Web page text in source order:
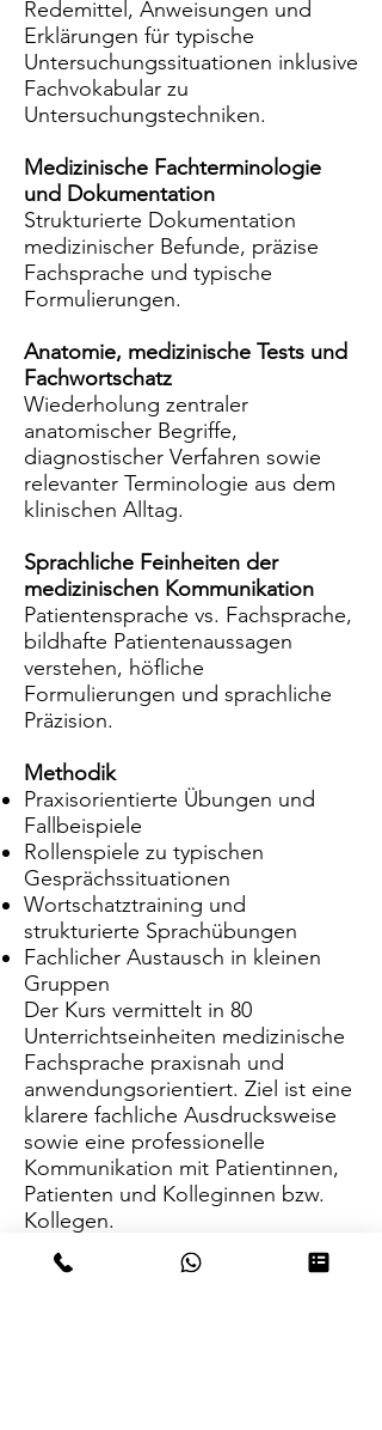
Redemittel, Anweisungen und
Erklärungen für typische
Untersuchungssituationen inklusive
Fachvokabular zu
Untersuchungstechniken.
Medizinische Fachterminologie
und Dokumentation
Strukturierte Dokumentation
medizinischer Befunde, präzise
Fachsprache und typische
Formulierungen.
Anatomie, medizinische Tests und
Fachwortschatz
Wiederholung zentraler
anatomischer Begriffe,
diagnostischer Verfahren sowie
relevanter Terminologie aus dem
klinischen Alltag.
Sprachliche Feinheiten der
medizinischen Kommunikation
Patientensprache vs. Fachsprache,
bildhafte Patientenaussagen
verstehen, höfliche
Formulierungen und sprachliche
Präzision.
Methodik
Praxisorientierte Übungen und
Fallbeispiele
Rollenspiele zu typischen
Gesprächssituationen
Wortschatztraining und
strukturierte Sprachübungen
Fachlicher Austausch in kleinen
Gruppen
Der Kurs vermittelt in 80
Unterrichtseinheiten medizinische
Fachsprache praxisnah und
anwendungsorientiert. Ziel ist eine
klarere fachliche Ausdrucksweise
sowie eine professionelle
Kommunikation mit Patientinnen,
Patienten und Kolleginnen bzw.
Kollegen.